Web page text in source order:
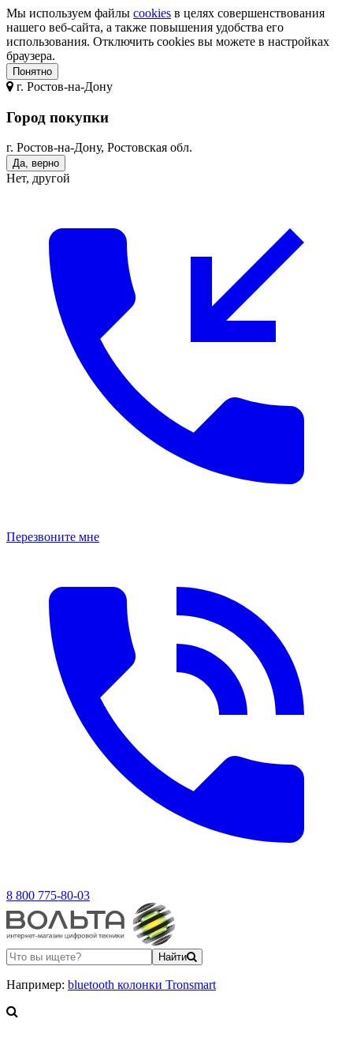
Мы используем файлы cookies в целях совершенствования
нашего веб-сайта, а также повышения удобства его
использования. Отключить cookies вы можете в настройках
браузера.
Понятно
г. Ростов-на-Дону
Город покупки
г. Ростов-на-Дону, Ростовская обл.
Да, верно
Нет, другой
Перезвоните мне
8 800 775-80-03
Найти
Например: bluetooth колонки Tronsmart